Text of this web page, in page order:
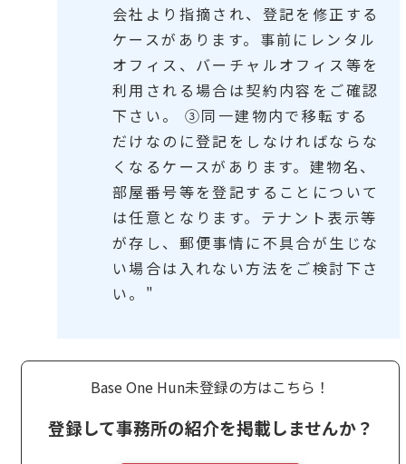
会社より指摘され、登記を修正する
ケースがあります。事前にレンタル
オフィス、バーチャルオフィス等を
利用される場合は契約内容をご確認
下さい。 ③同一建物内で移転する
だけなのに登記をしなければならな
くなるケースがあります。建物名、
部屋番号等を登記することについて
は任意となります。テナント表示等
が存し、郵便事情に不具合が生じな
い場合は入れない方法をご検討下さ
い。"
Base One Hun未登録の方はこちら！
登録して事務所の紹介を掲載しませんか？